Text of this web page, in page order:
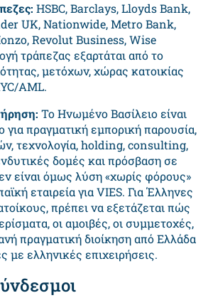
HSBC, Barclays, Lloyds Bank,
UK, Nationwide, Metro Bank,
Revolut Business, Wise
τράπεζας εξαρτάται από το
μετόχων, χώρας κατοικίας
AML.
Το Ηνωμένο Βασίλειο είναι
για πραγματική εμπορική παρουσία,
τεχνολογία, holding, consulting,
δομές και πρόσβαση σε
είναι όμως λύση «χωρίς φόρους»
εταιρεία για VIES. Για Έλληνες
πρέπει να εξετάζεται πώς
οι αμοιβές, οι συμμετοχές,
πραγματική διοίκηση από Ελλάδα
με ελληνικές επιχειρήσεις.